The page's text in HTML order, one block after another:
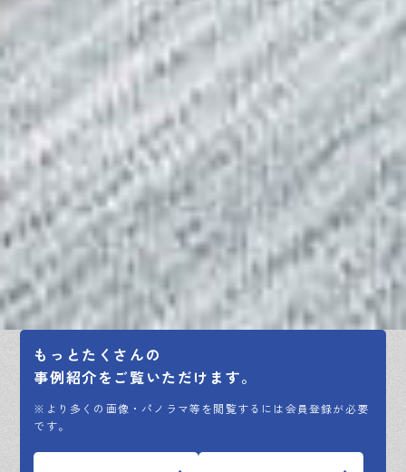
もっとたくさんの
事例紹介をご覧いただけます。
※より多くの画像・パノラマ等を閲覧するには会員登録が必要
です。